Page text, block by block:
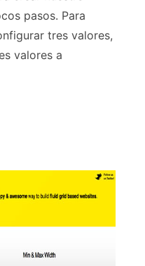
pasos. Para
tres valores,
valores a